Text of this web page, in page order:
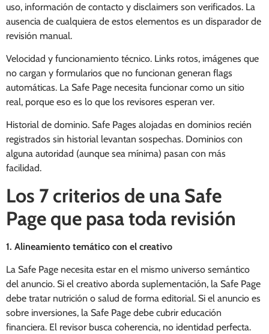
uso, información de contacto y disclaimers son verificados. La
ausencia de cualquiera de estos elementos es un disparador de
revisión manual.
Velocidad y funcionamiento técnico. Links rotos, imágenes que
no cargan y formularios que no funcionan generan flags
automáticas. La Safe Page necesita funcionar como un sitio
real, porque eso es lo que los revisores esperan ver.
Historial de dominio. Safe Pages alojadas en dominios recién
registrados sin historial levantan sospechas. Dominios con
alguna autoridad (aunque sea mínima) pasan con más
facilidad.
Los 7 criterios de una Safe
Page que pasa toda revisión
1. Alineamiento temático con el creativo
La Safe Page necesita estar en el mismo universo semántico
del anuncio. Si el creativo aborda suplementación, la Safe Page
debe tratar nutrición o salud de forma editorial. Si el anuncio es
sobre inversiones, la Safe Page debe cubrir educación
financiera. El revisor busca coherencia, no identidad perfecta.